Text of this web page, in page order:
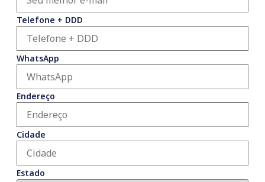
Telefone + DDD
WhatsApp
Endereço
Cidade
Estado